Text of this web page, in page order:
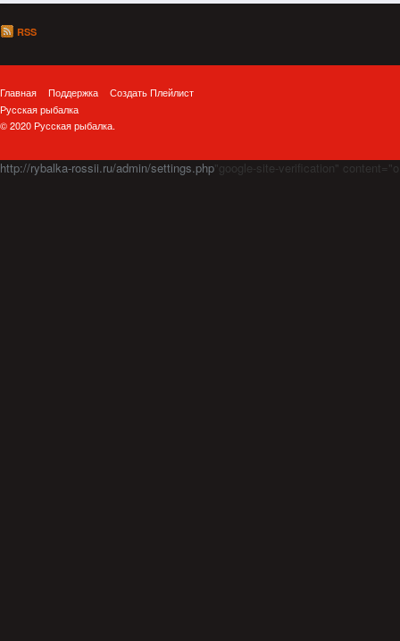
RSS
Главная Поддержка
Создать Плейлист
Русская рыбалка
© 2020 Русская рыбалка.
http://rybalka-rossii.ru/admin/settings.php"google-site-verification"